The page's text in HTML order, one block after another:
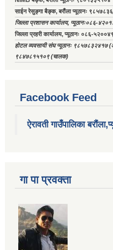
साईन रेसुङ्गा बैङ्क, बरौंला प्यूठानः
जिल्ला प्रशासन कार्यालय, प्यूठानः०८६-
जिल्ला प्रहरी कार्यालय, प्यूठानः ०८६-
होटल व्यवसायी संघ प्यूठानः ९८५७८३२४१७
९८४७८१५१०९ (चालक)
Facebook Feed
ऐरावती गाउँपालिका
गा पा प्रवक्ता